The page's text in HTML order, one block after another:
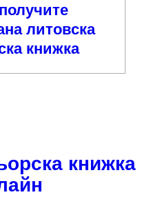
литовска
книжка
книжка